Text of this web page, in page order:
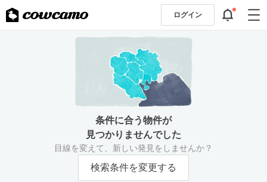
ログイン
条件に合う物件が
見つかりませんでした
目線を変えて、新しい発見をしませんか？
検索条件を変更する